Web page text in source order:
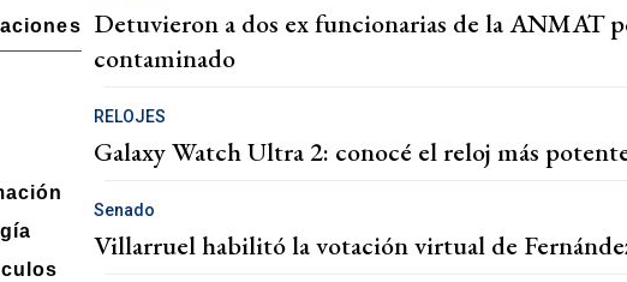
Detuvieron a dos ex funcionarias de la ANMAT
contaminado
RELOJES
Galaxy Watch Ultra 2: conocé el reloj más
Senado
Villarruel habilitó la votación virtual de